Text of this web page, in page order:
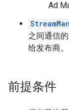
Ad
之间通信
给发布商。
前提条件